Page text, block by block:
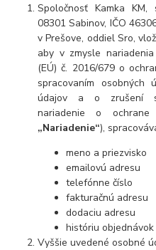
Spoločnosť Kamka
08301 Sabinov, IČO
v Prešove, oddiel Sro,
aby v zmysle
(EÚ) č. 2016/679 o
spracovaním
údajov a o zrušení
nariadenie o
„Nariadenie“),
meno a priezvisko
emailovú adresu
telefónne číslo
fakturačnú adresu
dodaciu adresu
históriu objednávok
Vyššie uvedené osobné